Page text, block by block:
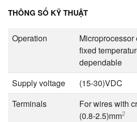
THÔNG SỐ KỸ THUẬT
Operation
Microprocessor
fixed
dependable
Supply voltage
(15-30)VDC
Terminals
For wires with
(0.8-2.5)mm2